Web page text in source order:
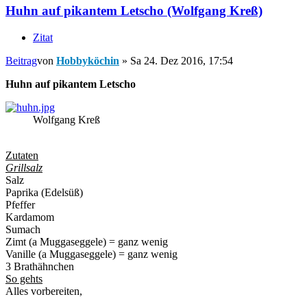
Huhn auf pikantem Letscho (Wolfgang Kreß)
Zitat
Beitragvon Hobbyköchin » Sa 24. Dez 2016, 17:54
Huhn auf pikantem Letscho
Wolfgang Kreß
Zutaten
Grillsalz
Salz
Paprika (Edelsüß)
Pfeffer
Kardamom
Sumach
Zimt (a Muggaseggele) = ganz wenig
Vanille (a Muggaseggele) = ganz wenig
3 Brathähnchen
So gehts
Alles vorbereiten,